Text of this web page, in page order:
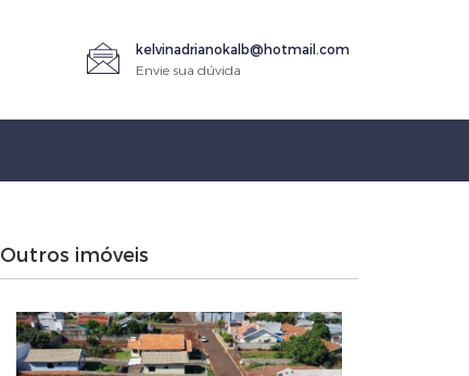
kelvinadrianokalb@hotmail.com
Envie sua dúvida
Outros imóveis